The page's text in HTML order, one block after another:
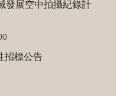
發展空中拍攝紀錄計
招標公告